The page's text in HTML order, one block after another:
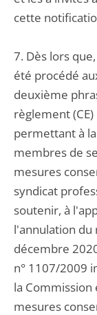
cette
7. Dès lors
été procédé
deuxième
règlement
permettant à
membres de
mesures
syndicat
soutenir, à
l'annulation du
décembre
n° 1107/2009
la
mesures